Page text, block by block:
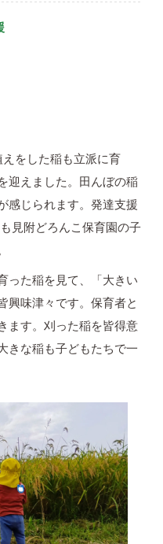
をした稲も立派に育
迎えました。田んぼの稲
感じられます。発達支援
見附どろんこ保育園の子
った稲を見て、「大きい
興味津々です。保育者と
ます。刈った稲を皆得意
きな稲も子どもたちで一